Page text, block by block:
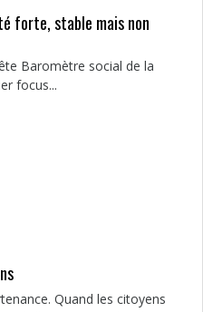
forte, stable mais non
Baromètre social de la
focus...
Quand les citoyens